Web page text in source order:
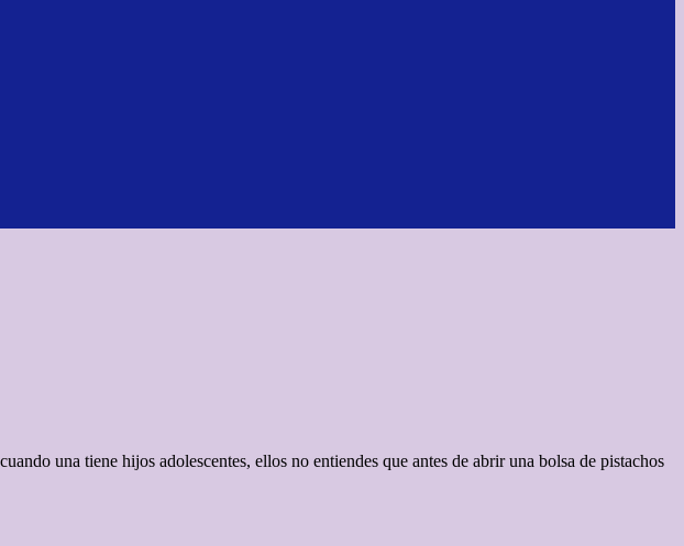
una tiene hijos adolescentes, ellos no entiendes que antes de abrir una bolsa de pistachos